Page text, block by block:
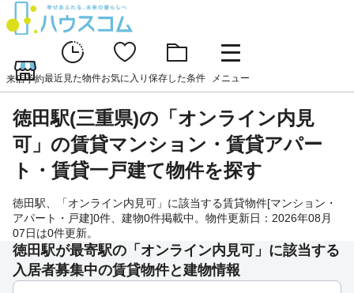
来店予約最近見た物件お気に入り 保存した条件 メニュー
徳田駅(三重県)の「オンライン内見
可」の賃貸マンション・賃貸アパー
ト・賃貸一戸建て物件を探す
徳田駅、「オンライン内見可」に該当する賃貸物件[マンション・
アパート・戸建]0件、建物0件掲載中。物件更新日：2026年08月
07日は0件更新。
徳田駅が最寄駅の「オンライン内見可」に該当する
入居者募集中の賃貸物件と建物情報